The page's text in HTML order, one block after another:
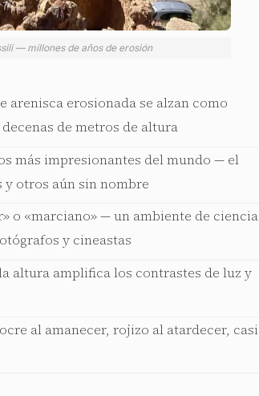
— millones de años de erosión
arenisca erosionada se alzan como
de metros de altura
más impresionantes del mundo — el
y otros aún sin nombre
o «marciano» — un ambiente de ciencia
y cineastas
altura amplifica los contrastes de luz y
al amanecer, rojizo al atardecer, casi